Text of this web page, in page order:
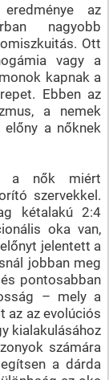
az
nagyobb
Ott
vagy a
kapnak a
Ebben az
a nemek
a nőknek
a nők miért
szervekkel.
kétalakú 2:4
oka van,
jelentett a
jobban meg
pontosabban
– mely a
az az evolúciós
kialakulásához
számára
a dárda